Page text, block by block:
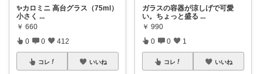
✨カロミニ 高台グラス（75ml）
小さく ...
￥ 660
0 0 412
コレ いいね
ガラスの容器が涼しげで可愛
い。ちょっと盛る ...
￥ 990
0 0 1
コレ いいね